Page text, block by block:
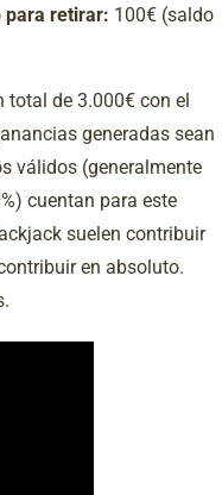
para retirar: 100€ (saldo
total de 3.000€ con el
generadas sean
válidos (generalmente
cuentan para este
suelen contribuir
en absoluto.